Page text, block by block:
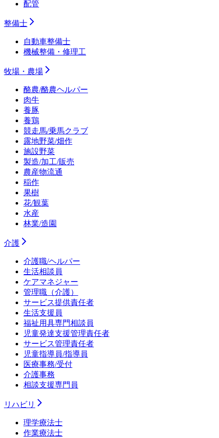
配管
整備士
自動車整備士
機械整備・修理工
牧場・農場
酪農/酪農ヘルパー
肉牛
養豚
養鶏
競走馬/乗馬クラブ
露地野菜/畑作
施設野菜
製造/加工/販売
農産物流通
稲作
果樹
花/観葉
水産
林業/造園
介護
介護職/ヘルパー
生活相談員
ケアマネジャー
管理職（介護）
サービス提供責任者
生活支援員
福祉用具専門相談員
児童発達支援管理責任者
サービス管理責任者
児童指導員/指導員
医療事務/受付
介護事務
相談支援専門員
リハビリ
理学療法士
作業療法士